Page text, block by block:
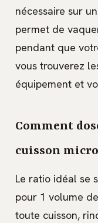
nécessaire sur
permet de
pendant que
vous trouverez
équipement et
Comment
cuisson
Le ratio idéal se
pour 1 volume
toute cuisson,